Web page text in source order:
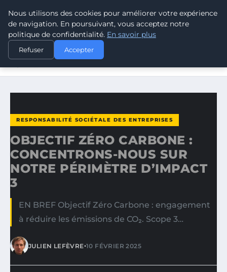
CLIMATE RESPONSE BLOG
ACCUEIL
RESPONSABILITÉ SOCIÉTALE DES ENTREPRISES
OBJECTIF ZÉRO CARBONE : CONCENTRONS-NOUS SUR
RESPONSABILITÉ SOCIÉTALE DES ENTREPRISES
OBJECTIF ZÉRO CARBONE :
CONCENTRONS-NOUS SUR
NOTRE PÉRIMÈTRE D’IMPACT
3
EN BREF Objectif Zéro Carbone : engagement
à réduire les émissions de CO₂. Scope 3…
JULIEN LEFÈVRE•10 FÉVRIER 2025
Nous utilisons des cookies pour améliorer votre expérience
de navigation. En poursuivant, vous acceptez notre
politique de confidentialité. En savoir plus
Refuser Accepter